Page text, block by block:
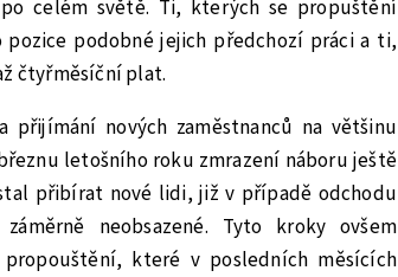
celém světě. Ti, kterých se propuštění
podobné jejich předchozí práci a ti,
čtyřměsíční plat.
nových zaměstnanců na většinu
letošního roku zmrazení náboru ještě
přibírat nové lidi, již v případě odchodu
neobsazené. Tyto kroky ovšem
které v posledních měsících